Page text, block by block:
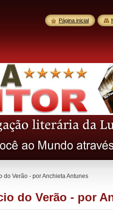
do Verão - por Anchieta Antunes
do Verão - por
Página inicial